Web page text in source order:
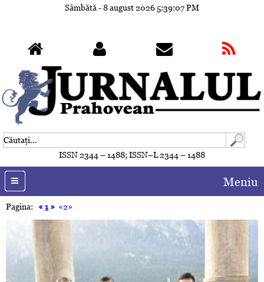
Sâmbătă - 8 august 2026 5:39:10 PM
ISSN 2344 – 1488; ISSN–L 2344 – 1488
Meniu
Pagina: «1» «2»